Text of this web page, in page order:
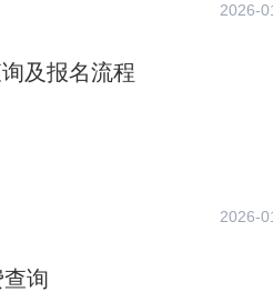
2026-
及报名流程
2026-
询